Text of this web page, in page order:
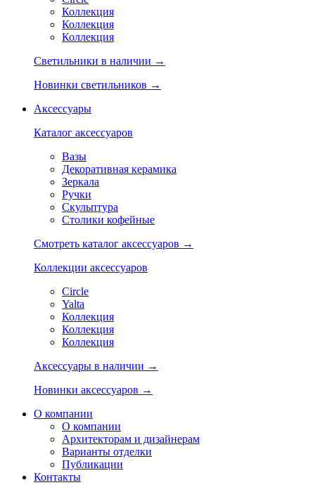
Коллекция
Коллекция
Коллекция
Светильники в наличии →
Новинки светильников →
Аксессуары
Каталог аксессуаров
Вазы
Декоративная керамика
Зеркала
Ручки
Скульптура
Столики кофейные
Смотреть каталог аксессуаров →
Коллекции аксессуаров
Circle
Yalta
Коллекция
Коллекция
Коллекция
Аксессуары в наличии →
Новинки аксессуаров →
О компании
О компании
Архитекторам и дизайнерам
Варианты отделки
Публикации
Контакты